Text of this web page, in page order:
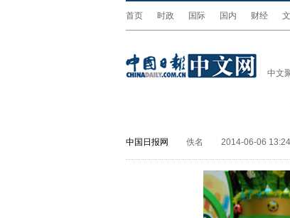
首页 时政 国际 国内 财经
中文
中国日报网 佚名 2014-06-06